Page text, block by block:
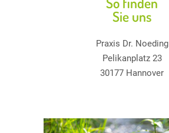
Sie uns
Praxis Dr. Noeding
Pelikanplatz 23
30177 Hannover